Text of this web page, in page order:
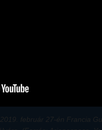
február 27-én Francia